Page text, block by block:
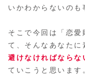
いかわからないのも
そこで今回は「恋
て、そんなあなた
避けなければなら
ていこうと思います